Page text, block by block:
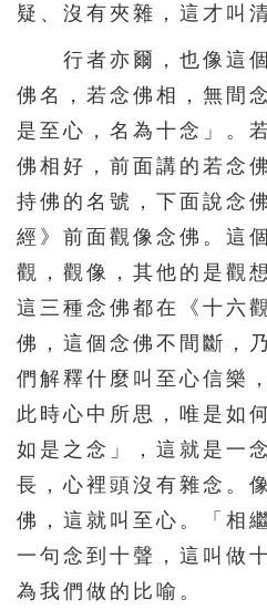
526 527 528
531 532 533
536 537 538
541 542 543
546 547 548
556 557 558
561 562 563
566 567 568
571 572 573
581 582 583
586 587 588
591 592 593
596 597
疑、沒有夾雜，這才叫
行者亦爾，也像這個
佛名，若念佛相，無間
是至心，名為十念」。
佛相好，前面講的若念
持佛的名號，下面說念
經》前面觀像念佛。這
觀，觀像，其他的是觀
這三種念佛都在《十六
佛，這個念佛不間斷，
們解釋什麼叫至心信樂
此時心中所思，唯是如
如是之念」，這就是一
長，心裡頭沒有雜念。
佛，這就叫至心。「相
一句念到十聲，這叫做
為我們做的比喻。